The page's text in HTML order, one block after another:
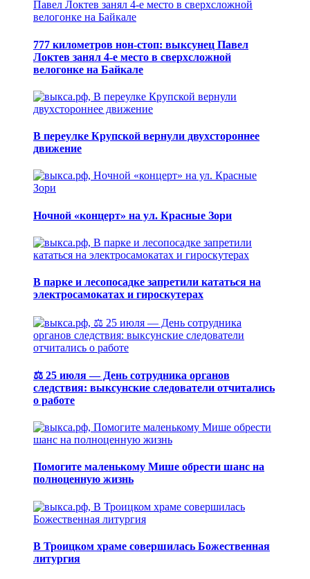
777 километров нон-стоп: выксунец Павел
Локтев занял 4-е место в сверхсложной
велогонке на Байкале
В переулке Крупской вернули двухстороннее
движение
Ночной «концерт» на ул. Красные Зори
В парке и лесопосадке запретили кататься на
электросамокатах и гироскутерах
⚖️ 25 июля — День сотрудника органов
следствия: выксунские следователи отчитались
о работе
Помогите маленькому Мише обрести шанс на
полноценную жизнь
В Троицком храме совершилась Божественная
литургия